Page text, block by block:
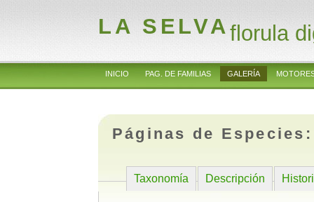
LA SELVAflorula
INICIO PAG. DE FAMILIAS GALERÍA
Páginas de
Taxonomía Descripción